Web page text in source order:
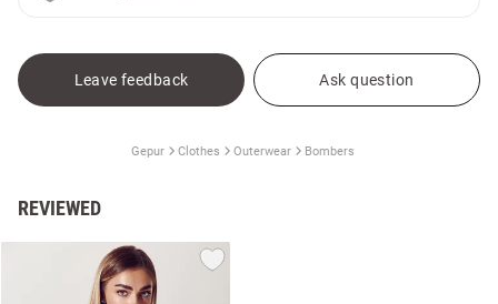
Leave feedback Ask question
Gepur Clothes Outerwear Bombers
REVIEWED